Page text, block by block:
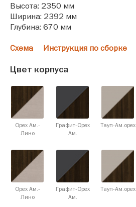
Высота: 2350 мм
Ширина: 2392 мм
Глубина: 670 мм
Схема Инструкция по сборке
Цвет корпуса
Орех Ам.-
Лино
Графит-Орех
Ам.
Тауп-Ам.орех
Орех Ам.-
Лино
Графит-Орех
Ам.
Тауп-Ам.орех